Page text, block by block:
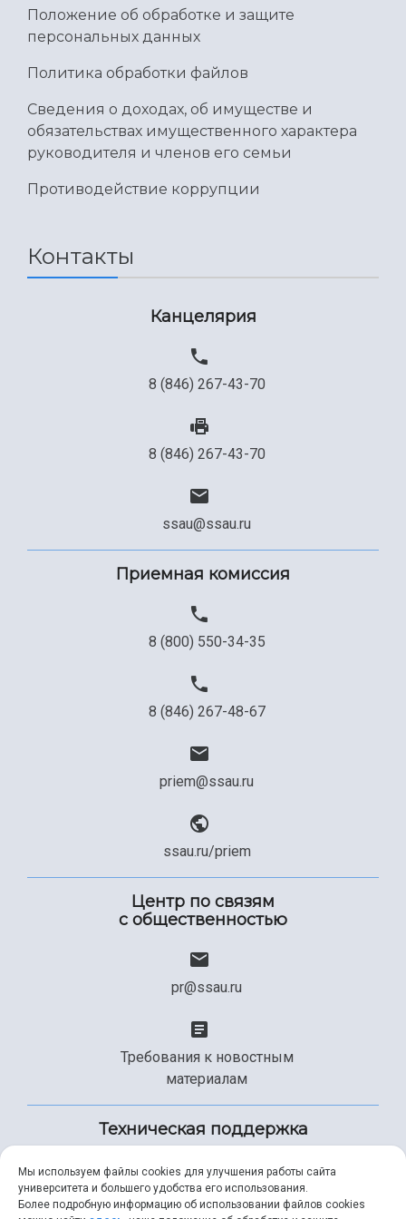
Международный межвузовский кампус
Положение об обработке и защите
персональных данных
Политика обработки файлов
Сведения о доходах, об имуществе и
обязательствах имущественного характера
руководителя и членов его семьи
Противодействие коррупции
Контакты
Канцелярия
8 (846) 267-43-70
8 (846) 267-43-70
ssau@ssau.ru
Приемная комиссия
8 (800) 550-34-35
8 (846) 267-48-67
priem@ssau.ru
ssau.ru/priem
Центр по связям
с общественностью
pr@ssau.ru
Требования к новостным
материалам
Техническая поддержка
+7 (846) 267-49-99
Мы используем файлы cookies для улучшения работы сайта
университета и большего удобства его использования.
Более подробную информацию об использовании файлов cookies